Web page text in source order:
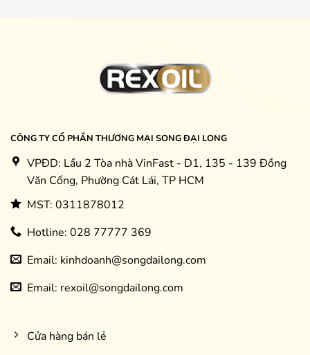
CÔNG TY CỔ PHẦN THƯƠNG MẠI SONG ĐẠI LONG
VPĐD: Lầu 2 Tòa nhà VinFast - D1, 135 - 139 Đồng
Văn Cống, Phường Cát Lái, TP HCM
MST: 0311878012
Hotline: 028 77777 369
Email: kinhdoanh@songdailong.com
Email: rexoil@songdailong.com
Cửa hàng bán lẻ